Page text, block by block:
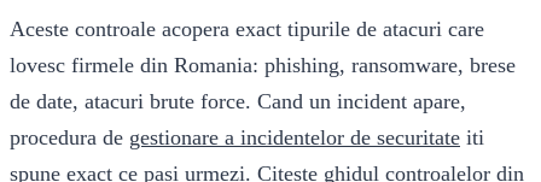
Aceste controale acopera exact tipurile de atacuri care
lovesc firmele din Romania: phishing, ransomware, brese
de date, atacuri brute force. Cand un incident apare,
procedura de gestionare a incidentelor de securitate iti
spune exact ce pasi urmezi. Citeste ghidul controalelor din